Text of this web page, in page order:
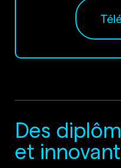
Des
et